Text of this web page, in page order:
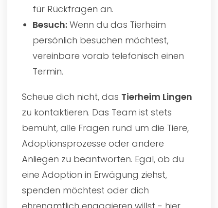
für Rückfragen an.
Besuch: Wenn du das Tierheim
persönlich besuchen möchtest,
vereinbare vorab telefonisch einen
Termin.
Scheue dich nicht, das Tierheim Lingen
zu kontaktieren. Das Team ist stets
bemüht, alle Fragen rund um die Tiere,
Adoptionsprozesse oder andere
Anliegen zu beantworten. Egal, ob du
eine Adoption in Erwägung ziehst,
spenden möchtest oder dich
ehrenamtlich engagieren willst - hier